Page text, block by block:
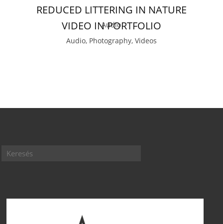
VIDEO IN PORTFOLIO
Audio, Photography, Videos
REDUCED LITTERING IN NATURE
Audio